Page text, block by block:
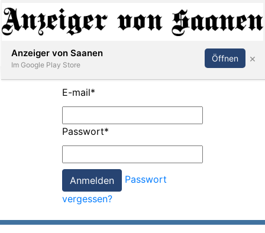
Abonnieren Anmelden
E-mail*
Passwort*
Passwort
vergessen?
Anzeiger von Saanen
Im Google Play Store
Öffnen ×